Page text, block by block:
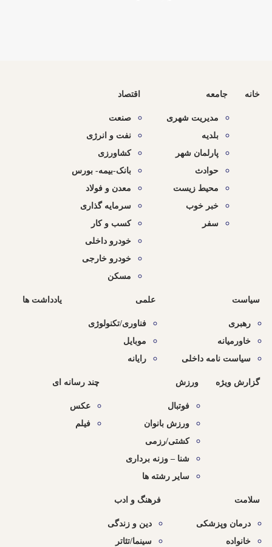
خانه جامعه
مدیریت شهری
بلدیه
پارلمان شهر
حوادث
محیط زیست
خبر خوب
سفر
اقتصاد
صنعت
نفت و انرژی
کشاورزی
بانک-بیمه- بورس
معدن و فولاد
سرمایه گذاری
کسب و کار
خودرو داخلی
خودرو خارجی
مسکن
سیاست
رهبری
خاورمیانه
سیاست نامه داخلی
علمی
فناوری/تکنولوژی
موبایل
رایانه
یادداشت ها
گزارش ویژه ورزش
فوتبال
ورزش بانوان
کشتی/رزمی
شنا – وزنه برداری
سایر رشته ها
چند رسانه ای
عکس
فیلم
سلامت
درمان وپزشکی
خانواده
فرهنگ و ادب
دین و زندگی
سینما/تئاتر